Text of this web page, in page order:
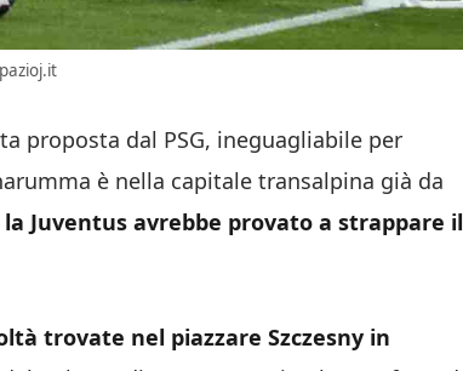
proposta dal PSG, ineguagliabile per
è nella capitale transalpina già da
la Juventus avrebbe provato a strappare il
trovate nel piazzare Szczesny in